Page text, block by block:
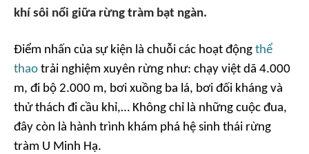
khí sôi nổi giữa rừng tràm bạt ngàn.
Điểm nhấn của sự kiện là chuỗi các hoạt động thể
thao trải nghiệm xuyên rừng như: chạy việt dã 4.000
m, đi bộ 2.000 m, bơi xuồng ba lá, bơi đối kháng và
thử thách đi cầu khỉ,… Không chỉ là những cuộc đua,
đây còn là hành trình khám phá hệ sinh thái rừng
tràm U Minh Hạ.